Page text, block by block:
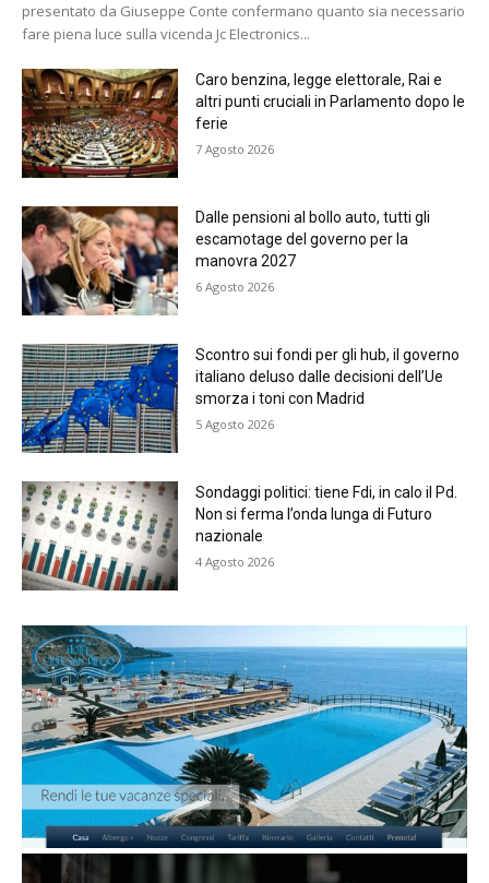
presentato da Giuseppe Conte confermano quanto sia necessario
fare piena luce sulla vicenda Jc Electronics...
Caro benzina, legge elettorale, Rai e
altri punti cruciali in Parlamento dopo le
ferie
7 Agosto 2026
Dalle pensioni al bollo auto, tutti gli
escamotage del governo per la
manovra 2027
6 Agosto 2026
Scontro sui fondi per gli hub, il governo
italiano deluso dalle decisioni dell’Ue
smorza i toni con Madrid
5 Agosto 2026
Sondaggi politici: tiene Fdi, in calo il Pd.
Non si ferma l’onda lunga di Futuro
nazionale
4 Agosto 2026